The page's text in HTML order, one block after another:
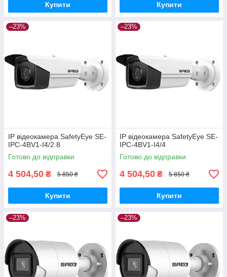
Купити Купити
–23%
IP відеокамера SafetyEye SE-
IPC-4BV1-I4/2.8
Готово до відправки
4 504,50 ₴ 5 850 ₴
Купити
–23%
IP відеокамера SafetyEye SE-
IPC-4BV1-I4/4
Готово до відправки
4 504,50 ₴ 5 850 ₴
Купити
–23% –23%